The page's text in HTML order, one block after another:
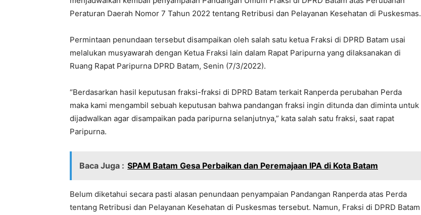
Peraturan Daerah Nomor 7 Tahun 2022 tentang Retribusi dan Pelayanan Kesehatan di Puskesmas.
Permintaan penundaan tersebut disampaikan oleh salah satu ketua Fraksi di DPRD Batam usai
melalukan musyawarah dengan Ketua Fraksi lain dalam Rapat Paripurna yang dilaksanakan di
Ruang Rapat Paripurna DPRD Batam, Senin (7/3/2022).
“Berdasarkan hasil keputusan fraksi-fraksi di DPRD Batam terkait Ranperda perubahan Perda
maka kami mengambil sebuah keputusan bahwa pandangan fraksi ingin ditunda dan diminta untuk
dijadwalkan agar disampaikan pada paripurna selanjutnya,” kata salah satu fraksi, saat rapat
Paripurna.
Baca Juga : SPAM Batam Gesa Perbaikan dan Peremajaan IPA di Kota Batam
Belum diketahui secara pasti alasan penundaan penyampaian Pandangan Ranperda atas Perda
tentang Retribusi dan Pelayanan Kesehatan di Puskesmas tersebut. Namun, Fraksi di DPRD Batam